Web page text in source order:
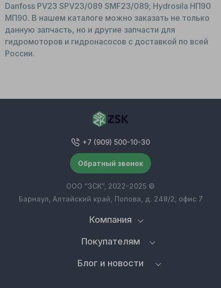
Danfoss PV23 SPV23/089 SMF23/089; Hydrosila НП90
МП90. В нашем каталоге можно заказать не только
данную запчасть, но и другие запчасти для
гидромоторов и гидронасосов с доставкой по всей
России.
Компания
Покупателям
Блог и новости
+7 (909) 500-10-30
Обратный звонок
ООО “ЗСК”, 2022-2025 ©
Барнаул, Алтайский край, Попова, д. 248/2, офис 7